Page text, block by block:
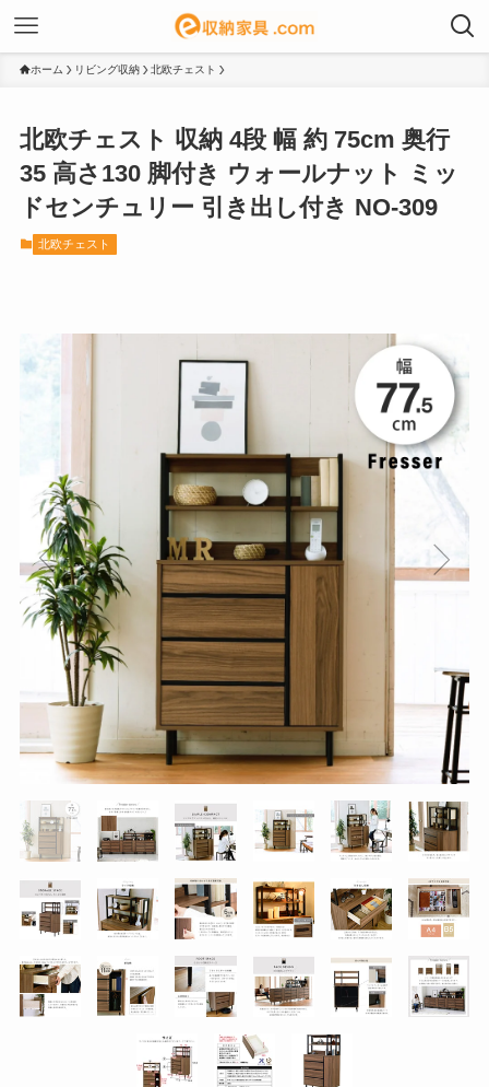
ホーム リビング収納 北欧チェスト
北欧チェスト 収納 4段 幅 約 75cm 奥行
35 高さ130 脚付き ウォールナット ミッ
ドセンチュリー 引き出し付き NO-309
北欧チェスト